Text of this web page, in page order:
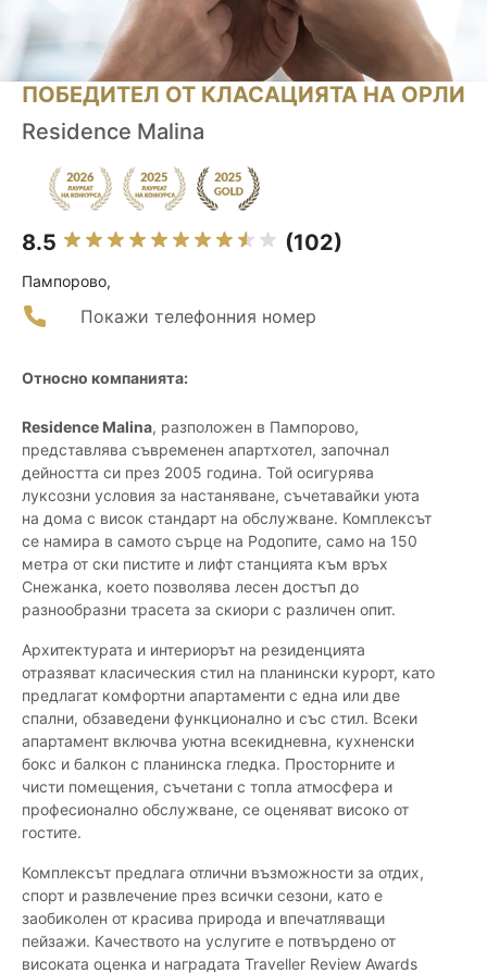
ПОБЕДИТЕЛ ОТ КЛАСАЦИЯТА НА ОРЛИ
Residence Malina
8.5 (102)
Пампорово,
Покажи телефонния номер
Относно компанията:
Residence Malina, разположен в Пампорово,
представлява съвременен апартхотел, започнал
дейността си през 2005 година. Той осигурява
луксозни условия за настаняване, съчетавайки уюта
на дома с висок стандарт на обслужване. Комплексът
се намира в самото сърце на Родопите, само на 150
метра от ски пистите и лифт станцията към връх
Снежанка, което позволява лесен достъп до
разнообразни трасета за скиори с различен опит.
Архитектурата и интериорът на резиденцията
отразяват класическия стил на планински курорт, като
предлагат комфортни апартаменти с една или две
спални, обзаведени функционално и със стил. Всеки
апартамент включва уютна всекидневна, кухненски
бокс и балкон с планинска гледка. Просторните и
чисти помещения, съчетани с топла атмосфера и
професионално обслужване, се оценяват високо от
гостите.
Комплексът предлага отлични възможности за отдих,
спорт и развлечение през всички сезони, като е
заобиколен от красива природа и впечатляващи
пейзажи. Качеството на услугите е потвърдено от
високата оценка и наградата Traveller Review Awards